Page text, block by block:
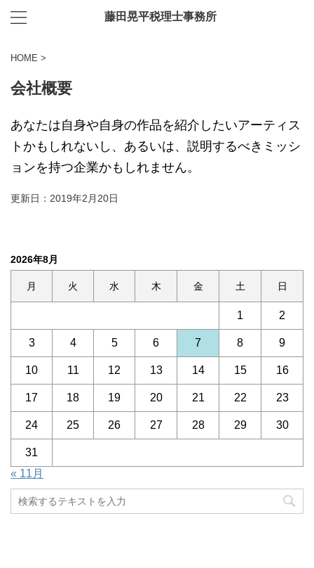
藤田晃平税理士事務所
HOME >
会社概要
あなたは自身や自身の作品を紹介したいアーティス
トかもしれないし、あるいは、説明するべきミッシ
ョンを持つ企業かもしれません。
更新日： 2019年2月20日
2026年8月
月 火 水 木 金 土 日
1 2
3 4 5 6 7 8 9
10 11 12 13 14 15 16
17 18 19 20 21 22 23
24 25 26 27 28 29 30
31
« 11月